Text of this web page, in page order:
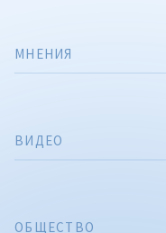
ОБЩЕСТВО
МНЕНИЯ
ВИДЕО